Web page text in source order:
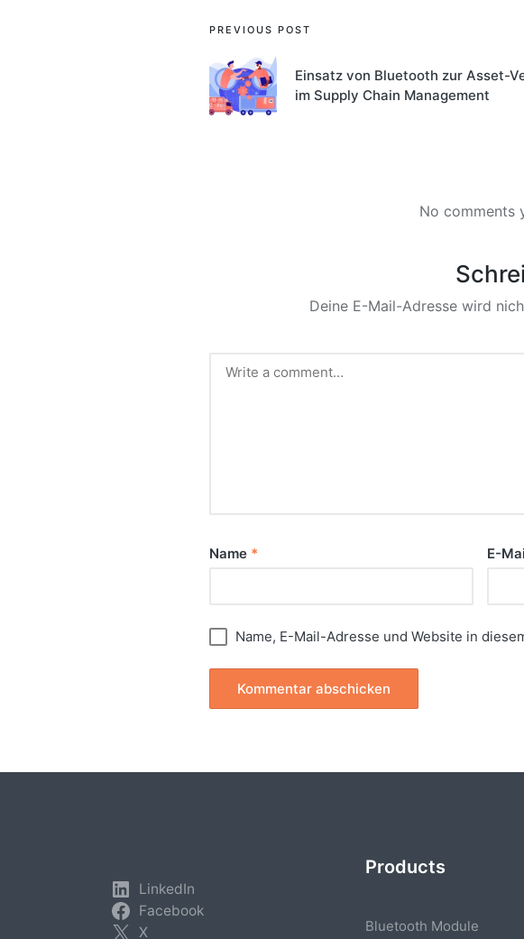
Post
navigation
PREVIOUS POST
Einsatz von Bluetooth zur Asset-
im Supply Chain Management
No comments
Deine E-Mail-Adresse wird
Name * E-
Name, E-Mail-Adresse und Website in
LinkedIn
Facebook
X
Products
Bluetooth Module